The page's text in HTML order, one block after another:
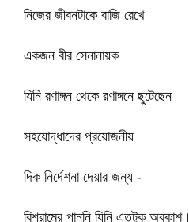
নিজের জীবনটাকে বাজি রেখে
একজন বীর সেনানায়ক
যিনি রণাঙ্গন থেকে রণাঙ্গনে ছুটেছেন
সহযোদ্ধাদের প্রয়োজনীয়
দিক নির্দেশনা দেয়ার জন্য -
বিশ্রামের পাননি যিনি এতটুকু অবকাশ।